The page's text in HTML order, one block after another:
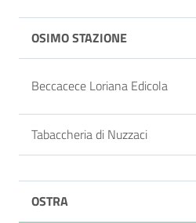
OSIMO STAZIONE
Beccacece Loriana Edicola
Tabaccheria di Nuzzaci
OSTRA